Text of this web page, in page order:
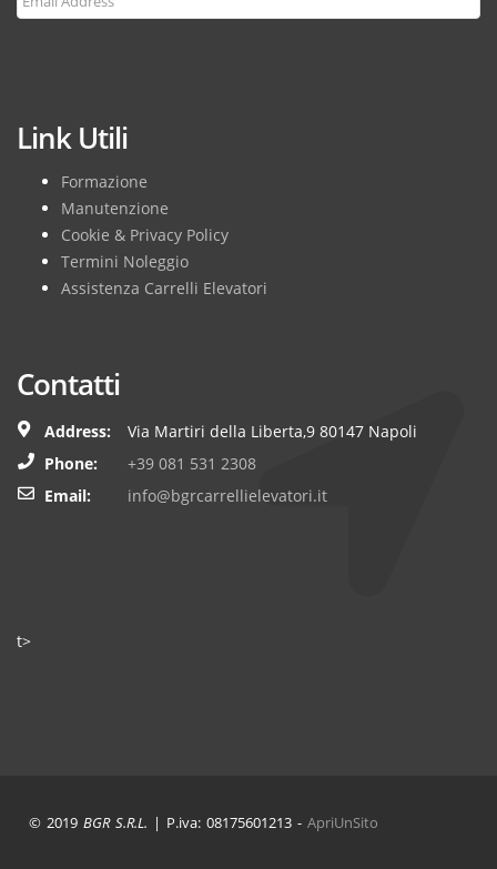
Link Utili
Formazione
Manutenzione
Cookie & Privacy Policy
Termini Noleggio
Assistenza Carrelli Elevatori
Contatti
Address:
Via Martiri della Liberta,9 80147 Napoli
Phone:
+39 081 531 2308
Email:
info@bgrcarrellielevatori.it
t>
© 2019 BGR S.R.L. | P.iva: 08175601213 - ApriUnSito